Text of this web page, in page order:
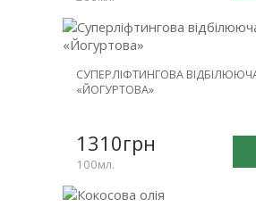
СУПЕРЛІФТИНГОВА
«ЙОГУРТОВА»
1310грн
100мл.